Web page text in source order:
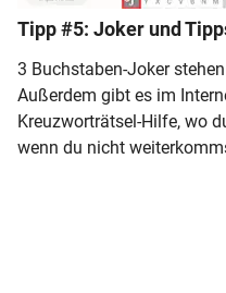
Tipp #5: Joker und
3 Buchstaben-Joker
Außerdem gibt es im
Kreuzworträtsel-Hilfe, wo
wenn du nicht